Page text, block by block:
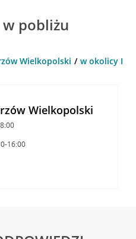
pobliżu
Wielkopolski w okolicy
Wielkopolski
16:00